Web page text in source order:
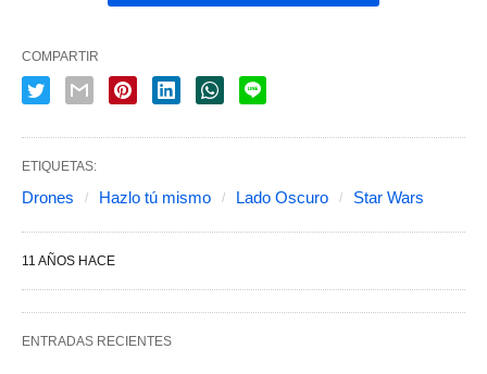
COMPARTIR
ETIQUETAS:
Drones Hazlo tú mismo Lado Oscuro Star Wars
11 AÑOS HACE
ENTRADAS RECIENTES